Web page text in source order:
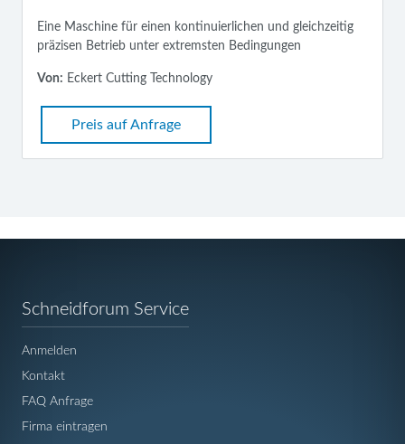
Eine Maschine für einen kontinuierlichen und gleichzeitig
präzisen Betrieb unter extremsten Bedingungen
Von: Eckert Cutting Technology
Preis auf Anfrage
Schneidforum ServiceNavigation
Anmelden
Kontakt
FAQ Anfrage
Firma eintragen